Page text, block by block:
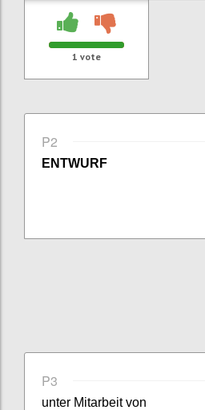
1 vote
P2
ENTWURF
P3
unter Mitarbeit von